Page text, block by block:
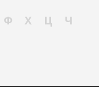
Ф Х Ц
Ч